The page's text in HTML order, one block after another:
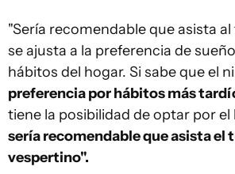
"Sería recomendable que asista
se ajusta a la preferencia de
hábitos del hogar. Si sabe que el
preferencia por hábitos más
tiene la posibilidad de optar por el
sería recomendable que asista el
vespertino".